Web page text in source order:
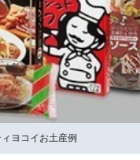
土産例